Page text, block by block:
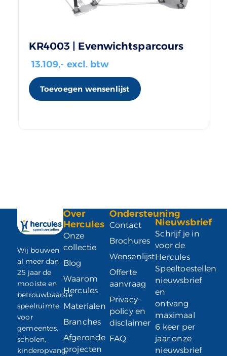
KR4003 | Evenwichtsparcours
13.109,- excl. btw
Toevoegen wensenlijst
Wij bouwen
al meer dan
25 jaar de
mooiste en
betrouwbaarste
speelruimte
voor
gemeentes,
scholen,
kinderopvang,
Over
Hercules
Onze
collectie
Blog
Waarom
Hercules
Materialen
Branches
Afgeronde
projecten
Ondersteuning
Contact
Brochures
Wensenlijst
Offerte
aanvraag
Privacy-
policy en
disclaimer
FAQ
Nieuwsbrief
Schrijf je in
voor de
Hercules
Speeltoestellen
nieuwsbrief
en
ontvang
maximaal
6 keer per
jaar onze
nieuwsbrief